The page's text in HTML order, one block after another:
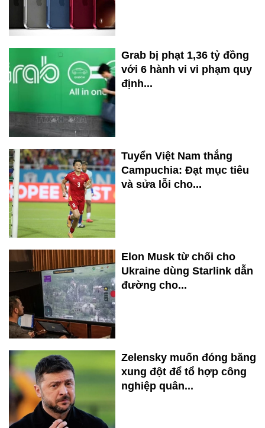
Grab bị phạt 1,36 tỷ đồng
với 6 hành vi vi phạm quy
định...
Tuyển Việt Nam thắng
Campuchia: Đạt mục tiêu
và sửa lỗi cho...
Elon Musk từ chối cho
Ukraine dùng Starlink dẫn
đường cho...
Zelensky muốn đóng băng
xung đột để tổ hợp công
nghiệp quân...